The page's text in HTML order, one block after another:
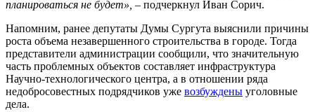
планироваться не будет», – подчеркнул Иван Сорич.
Напомним, ранее депутаты Думы Сургута выяснили причины
роста объема незавершенного строительства в городе. Тогда
представители администрации сообщили, что значительную
часть проблемных объектов составляет инфраструктура
Научно-технологического центра, а в отношении ряда
недобросовестных подрядчиков уже возбуждены уголовные
дела.